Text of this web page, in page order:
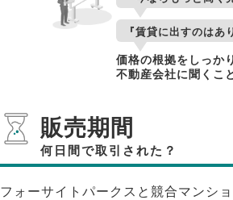
『賃貸に出すのはあ
価格の根拠をしっか
不動産会社に聞くこ
販売期間
何日間で取引された？
フォーサイトパークスと競合マンシ